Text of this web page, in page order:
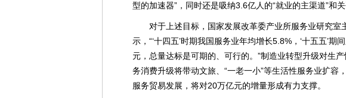
型的加速器”，同时还是吸纳3.6亿人的“就业的主渠道”和关
对于上述目标，国家发展改革委产业所服务业研究
示，“‘十四五’时期我国服务业年均增长5.8%，‘十五五’
元，总量达标是可期的、可行的。”制造业转型升级对生
务消费升级将带动文旅、“一老一小”等生活性服务业扩容
服务贸易发展，将对20万亿元的增量形成有力支撑。